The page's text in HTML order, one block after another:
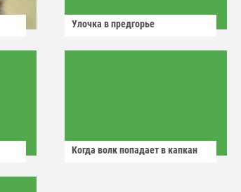
Улочка в предгорье
Когда волк попадает в капкан